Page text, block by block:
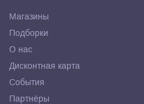
Магазины
Подборки
О нас
Дисконтная карта
События
Партнёры